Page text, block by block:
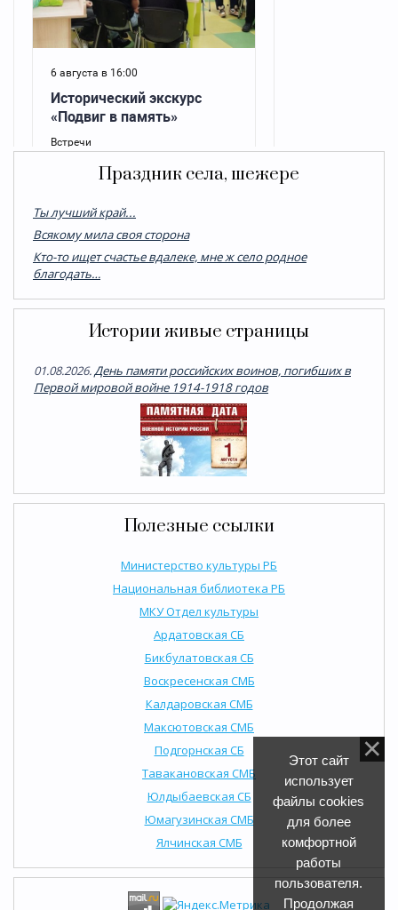
Праздник села, шежере
Ты лучший край...
Всякому мила своя сторона
Кто-то ищет счастье вдалеке, мне ж село родное
благодать…
Истории живые страницы
01.08.2026.День памяти российских воинов, погибших в
Первой мировой войне 1914-1918 годов
Полезные ссылки
Министерство культуры РБ
Национальная библиотека РБ
МКУ Отдел культуры
Ардатовская СБ
Бикбулатовская СБ
Воскресенская СМБ
Калдаровская СМБ
Максютовская СМБ
Подгорнская СБ
Тавакановская СМБ
Юлдыбаевская СБ
Юмагузинская СМБ
Ялчинская СМБ
Этот сайт
использует
файлы cookies
для более
комфортной
работы
пользователя.
Продолжая